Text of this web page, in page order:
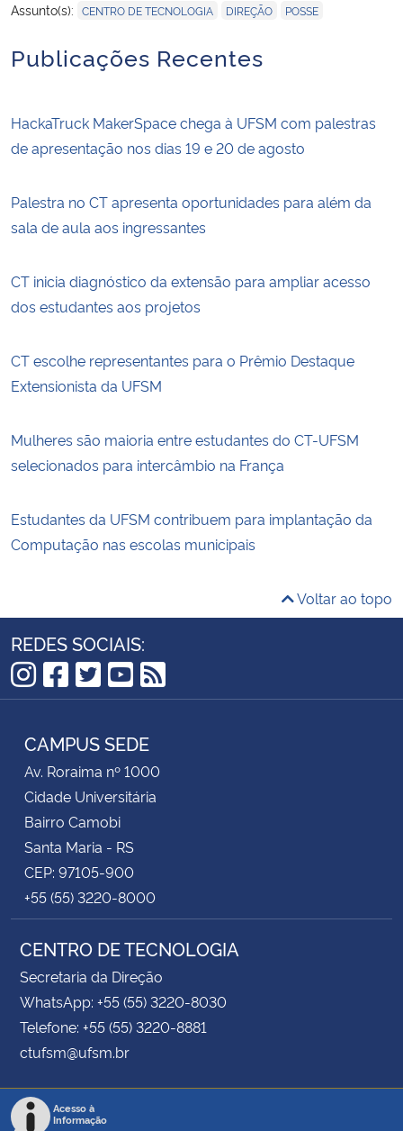
Assunto(s): CENTRO DE TECNOLOGIA DIREÇÃO POSSE
Publicações Recentes
HackaTruck MakerSpace chega à UFSM com palestras
de apresentação nos dias 19 e 20 de agosto
Palestra no CT apresenta oportunidades para além da
sala de aula aos ingressantes
CT inicia diagnóstico da extensão para ampliar acesso
dos estudantes aos projetos
CT escolhe representantes para o Prêmio Destaque
Extensionista da UFSM
Mulheres são maioria entre estudantes do CT-UFSM
selecionados para intercâmbio na França
Estudantes da UFSM contribuem para implantação da
Computação nas escolas municipais
Voltar ao topo
REDES SOCIAIS:
Instagram
Facebook
Twitter
YouTube
RSS
CAMPUS SEDE
Av. Roraima nº 1000
Cidade Universitária
Bairro Camobi
Santa Maria - RS
CEP: 97105-900
+55 (55) 3220-8000
CENTRO DE TECNOLOGIA
Secretaria da Direção
WhatsApp: +55 (55) 3220-8030
Telefone: +55 (55) 3220-8881
ctufsm@ufsm.br
Acesso à
Informação